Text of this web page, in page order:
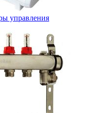
управления